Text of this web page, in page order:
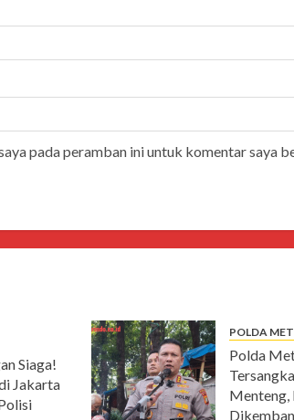
pada peramban ini untuk komentar saya
Siaga!
Jakarta
POLDA
Polda
Menteng,